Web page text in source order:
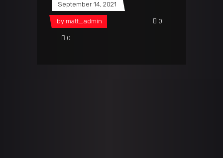
September 14, 2021
by matt_admin 0
0